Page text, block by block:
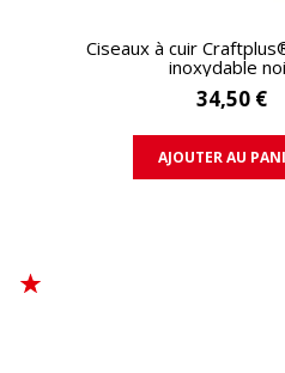
APERÇU
Ciseaux à cuir
inoxydable
34,50 €
AJOUTER AU